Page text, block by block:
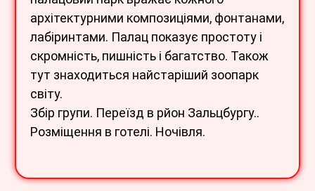
архітектурними композиціями, фонтанами,
лабіринтами. Палац показує простоту і
скромність, пишність і багатство. Також
тут знаходиться найстаріший зоопарк
світу.
Збір групи. Переїзд в рйон Зальцбургу..
Розміщення в готелі. Ночівля.